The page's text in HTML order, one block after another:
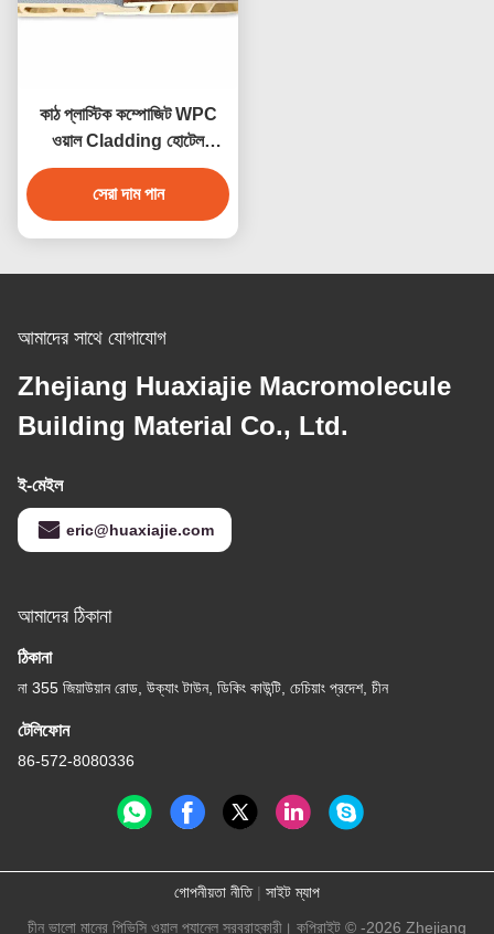
কাঠ প্লাস্টিক কম্পোজিট WPC
ওয়াল Cladding হোটেল
অভ্যন্তর ওয়াল Cladding সজ্জা
সেরা দাম পান
আমাদের সাথে যোগাযোগ
Zhejiang Huaxiajie Macromolecule
Building Material Co., Ltd.
ই-মেইল
eric@huaxiajie.com
আমাদের ঠিকানা
ঠিকানা
না 355 জিয়াউয়ান রোড, উক্যাং টাউন, ডিকিং কাউন্টি, চেচিয়াং প্রদেশ, চীন
টেলিফোন
86-572-8080336
গোপনীয়তা নীতি| সাইট ম্যাপ
চীন ভালো মানের পিভিসি ওয়াল প্যানেল সরবরাহকারী। কপিরাইট © -2026 Zhejiang